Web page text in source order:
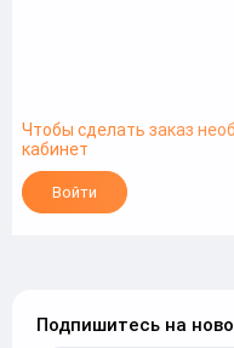
Чтобы сделать заказ
кабинет
Войти
Подпишитесь на